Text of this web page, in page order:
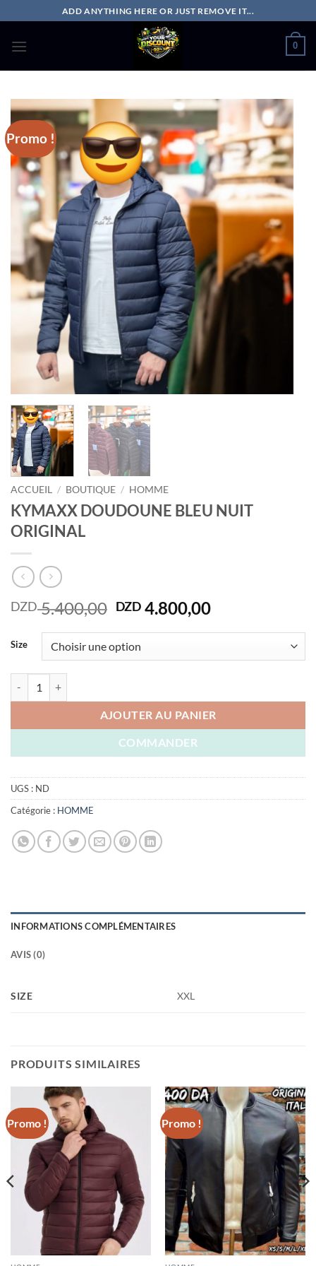
au
contenu
ADD ANYTHING HERE OR JUST REMOVE IT...
0
Promo !
ACCUEIL / BOUTIQUE / HOMME
KYMAXX DOUDOUNE BLEU NUIT
ORIGINAL
DZD5.400,00 Le
initial
était :
DZD 4.800,00Le
est :
Size
AJOUTER AU PANIER
COMMANDER
UGS : ND
Catégorie : HOMME
INFORMATIONS COMPLÉMENTAIRES
AVIS (0)
SIZE XXL
PRODUITS SIMILAIRES
Promo ! Promo !